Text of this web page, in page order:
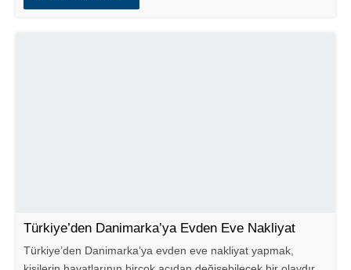
Türkiye’den Danimarka’ya Evden Eve Nakliyat
Türkiye’den Danimarka’ya evden eve nakliyat yapmak,